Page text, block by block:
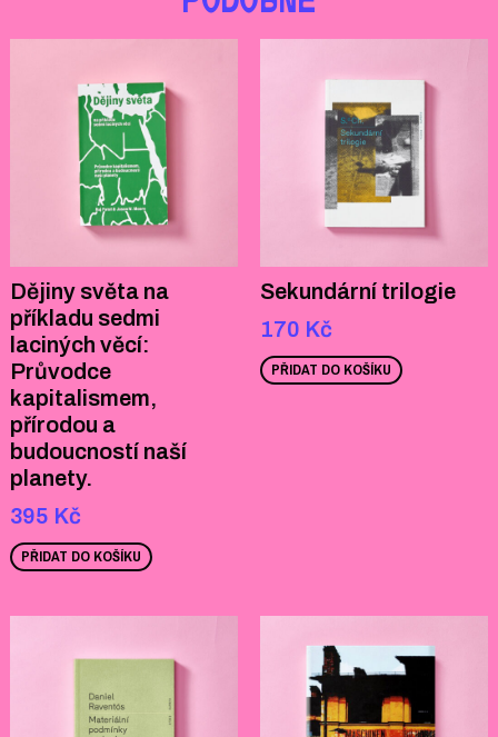
Dějiny světa na
příkladu sedmi
laciných věcí:
Průvodce
kapitalismem,
přírodou a
budoucností naší
planety.
395 Kč
PŘIDAT DO KOŠÍKU
Sekundární trilogie
170 Kč
PŘIDAT DO KOŠÍKU